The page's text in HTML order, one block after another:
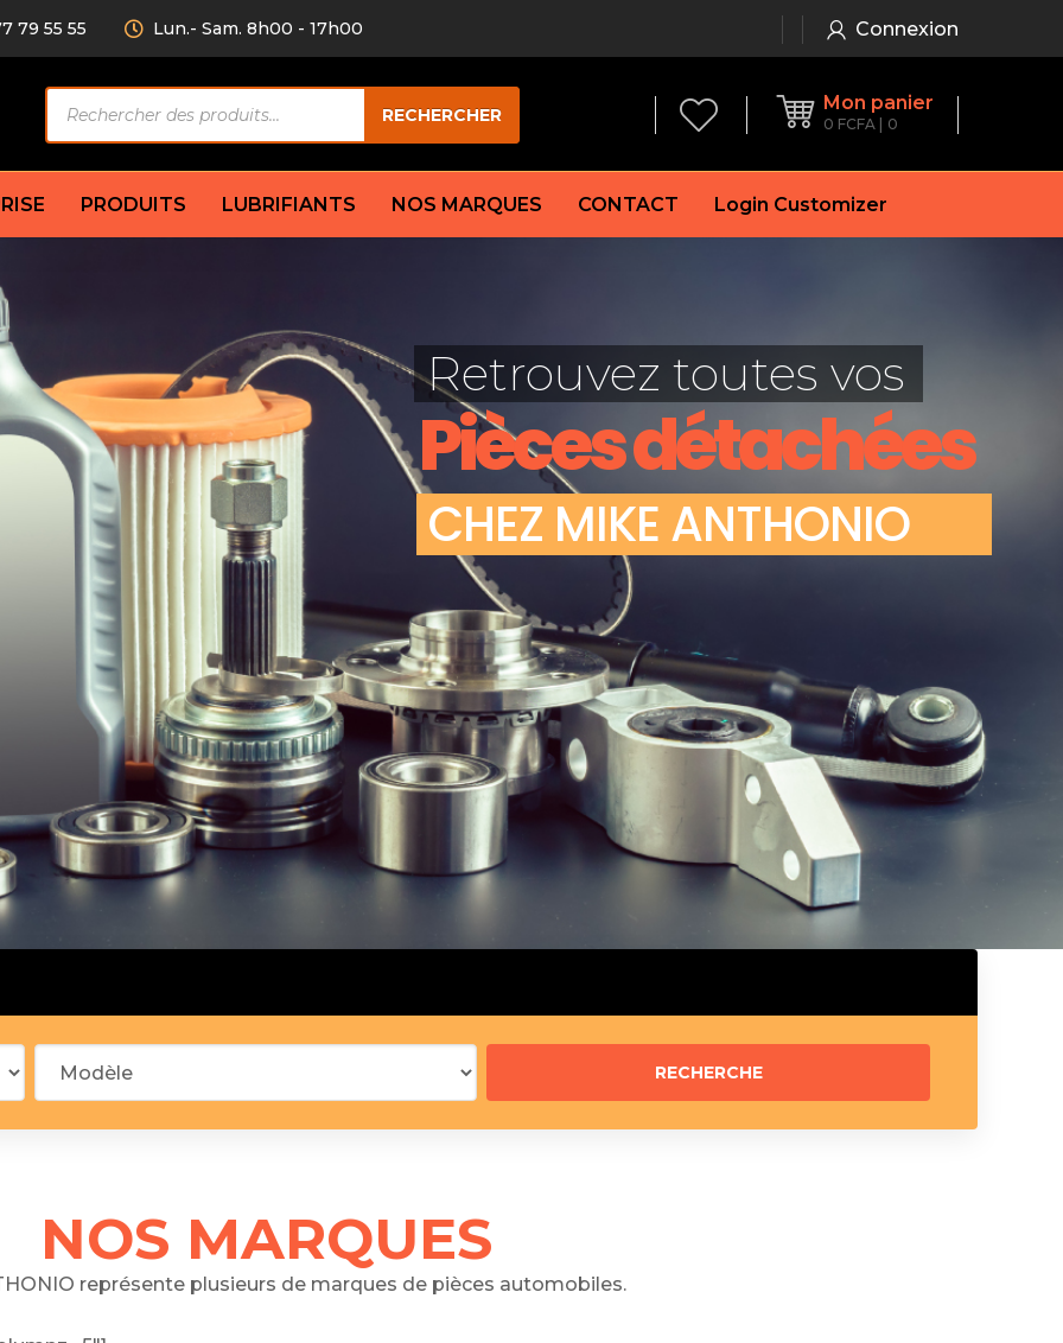
79 55 55 Lun.- Sam. 8h00 - 17h00 Connexion
de
produits
RECHERCHER
Mon panier
0 FCFA 0
AV/AR
amortisseur
Compresseur
Condenseur
Électrovanne
Évaporateur
Mano
Thermostat d’eau
Sonde de température
Garniture
Flexible de frein
Huile de frein
Mâchoires de frein
Jeu de plaquettes de frein
Démarreur
Feu arrière
principal
fusée
distribution
Débitmètre d’aire
Filtre à aire
Filtre à essence
Filtre à huile
Filtre à gasoil
Silencieux arrière
Silencieux central
Butée élastique de silencieux
Raccord de tuyau d’échappement
PRODUITS LUBRIFIANTS NOS MARQUES CONTACT Login Customizer
Pièces détachées
CHEZ MIKEANTHONIO
Retrouvez toutes vos
NOS MARQUES
représente plusieurs de marques de pièces automobiles.